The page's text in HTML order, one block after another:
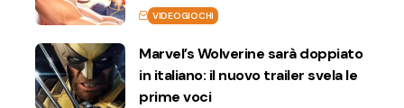
VIDEOGIOCHI
Marvel’s Wolverine sarà doppiato
in italiano: il nuovo trailer svela le
prime voci